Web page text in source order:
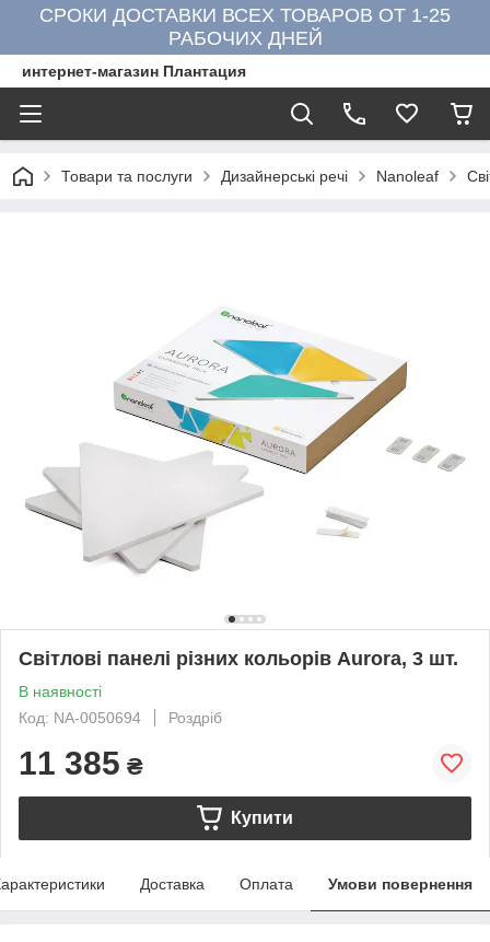
СРОКИ ДОСТАВКИ ВСЕХ ТОВАРОВ ОТ 1-25
РАБОЧИХ ДНЕЙ
интернет-магазин Плантация
Товари та послуги Дизайнерські речі Nanoleaf
Світлові панелі різних кольорів Aurora, 3 шт.
В наявності
Код: NA-0050694
Роздріб
11 385 ₴
Купити
Доставка Оплата Умови повернення